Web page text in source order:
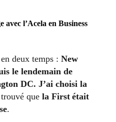
avec l’Acela en Business
deux temps : New
le lendemain de
DC. J’ai choisi la
que la First était
.